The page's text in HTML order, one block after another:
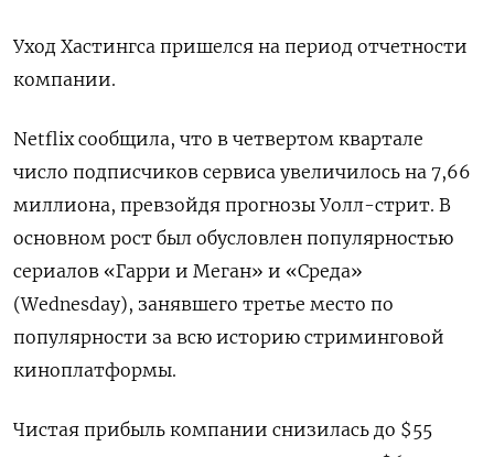
Уход Хастингса пришелся на период отчетности
компании.
Netflix сообщила, что в четвертом квартале
число подписчиков сервиса увеличилось на 7,66
миллиона, превзойдя прогнозы Уолл-стрит. В
основном рост был обусловлен популярностью
сериалов «Гарри и Меган» и «Среда»
(Wednesday), занявшего третье место по
популярности за всю историю стриминговой
киноплатформы.
Чистая прибыль компании снизилась до $55